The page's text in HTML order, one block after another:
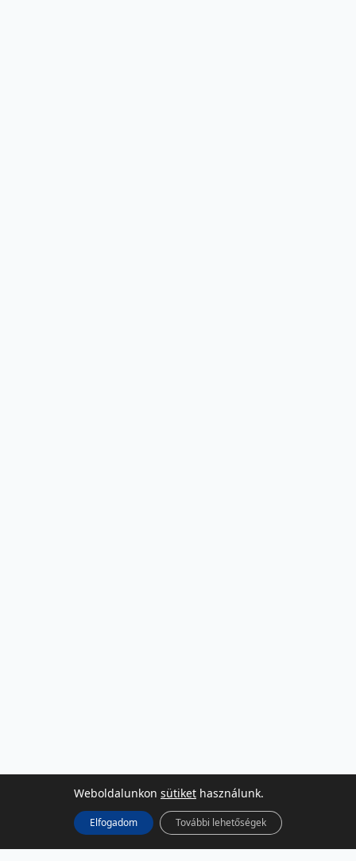
Weboldalunkon sütiket használunk.
Elfogadom További lehetőségek